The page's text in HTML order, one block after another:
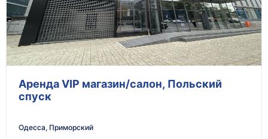
Аренда VIP магазин/салон, Польский
спуск
Одесса, Приморский